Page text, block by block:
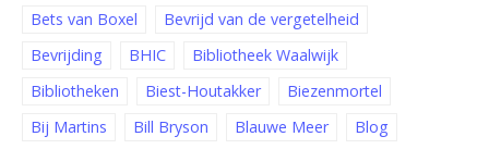
Bets van Boxel
Bevrijd van de vergetelheid
Bevrijding
BHIC
Bibliotheek Waalwijk
Bibliotheken
Biest-Houtakker
Biezenmortel
Bij Martins
Bill Bryson Blauwe Meer
Blog